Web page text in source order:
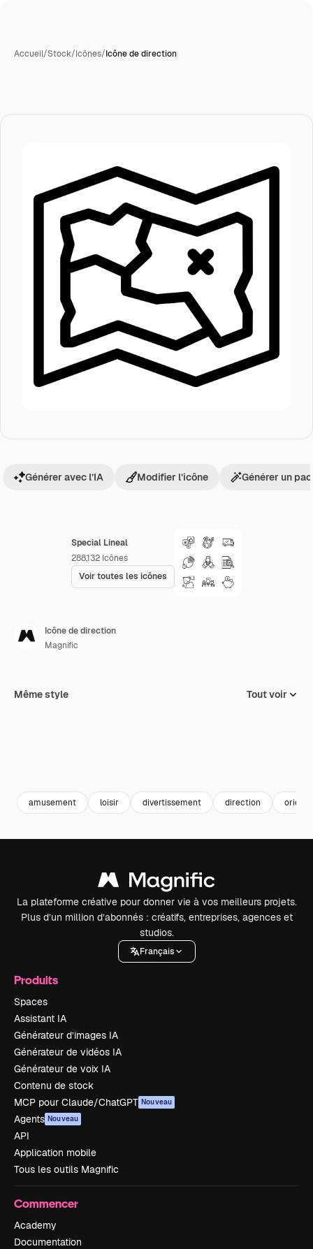
Accueil/Stock/Icônes/Icône de direction
Special Lineal
288,132 Icônes
Voir toutes les icônes
Générer avec l’IA Modifier l’icône Générer un
Icône de direction
Magnific
Même style Tout voir
amusement loisir divertissement direction
La plateforme créative pour donner vie à vos meilleurs projets.
Plus d’un million d’abonnés : créatifs, entreprises, agences et
studios.
Français
Produits
Spaces
Assistant IA
Générateur d’images IA
Générateur de vidéos IA
Générateur de voix IA
Contenu de stock
MCP pour Claude/ChatGPT Nouveau
Agents Nouveau
API
Application mobile
Tous les outils Magnific
Commencer
Academy
Documentation